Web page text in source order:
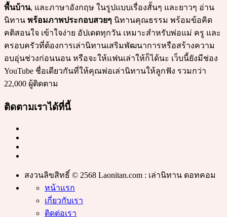
พื้นบ้าน, และภาษาอังกฤษ ในรูปแบบเรื่องสั้นๆ และยาวๆ อ่าน
นิทาน พร้อมภาพประกอบสวยๆ นิทานคุณธรรม พร้อมข้อคิด
คติสอนใจ เข้าใจง่าย อัปเดตทุกวัน เหมาะสำหรับพ่อแม่ ครู และ
ครอบครัวที่ต้องการเล่านิทานเสริมพัฒนาการหรือสร้างความ
อบอุ่นช่วงก่อนนอน หรือจะให้แฟนเล่าให้ก็ได้นะ เว็บนี้ยังมีช่อง
YouTube ชื่อเดียวกันที่ให้คุณพ่อเล่านิทานให้ลูกฟัง รวมกว่า
22,000 ผู้ติดตาม
ติดตามเราได้ที่นี้
สงวนลิขสิทธิ์ © 2568 Laonitan.com : เล่านิทาน ดอทคอม
หน้าแรก
เกี่ยวกับเรา
ติดต่อเรา